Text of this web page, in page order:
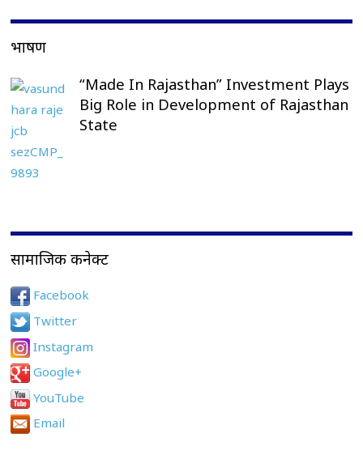
भाषण
“Made In Rajasthan” Investment Plays
Big Role in Development of Rajasthan
State
सामाजिक कनेक्ट
Facebook
Twitter
Instagram
Google+
YouTube
Email